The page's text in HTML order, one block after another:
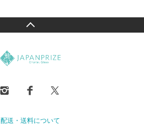
配送・送料について